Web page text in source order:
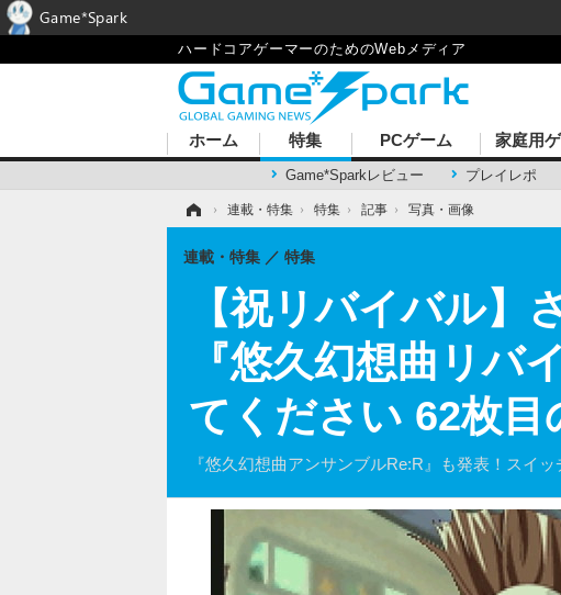
ハードコアゲーマーのためのWebメディア
ホーム 特集
Game*Sparkレビュー プレイレポ
PCゲーム 家庭用
› 連載・特集 › 特集 › 記事 › 写真・画像
【祝リバイバル】
『悠久幻想曲リバ
てください 62枚目
『悠久幻想曲アンサンブルRe:R』も発表！スイ
連載・特集 特集
Game*Spark